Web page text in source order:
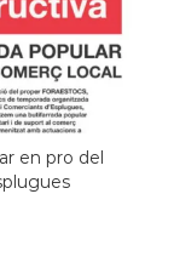
en pro del